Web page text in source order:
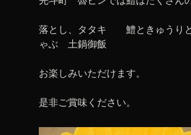
落とし、タタキ 鱧ときゅうり
ゃぶ 土鍋御飯
お楽しみいただけます。
是非ご賞味ください。